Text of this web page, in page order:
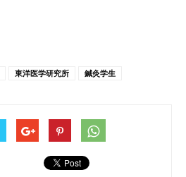
東洋医学研究所 鍼灸学生